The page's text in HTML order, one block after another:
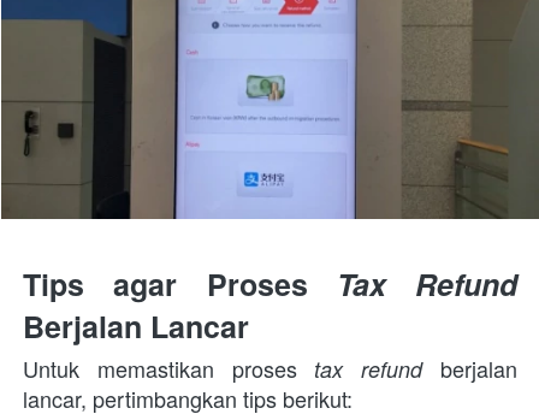
Tips agar Proses
Tax Refund
Berjalan Lancar
Untuk memastikan proses tax refund berjalan
lancar, pertimbangkan tips berikut: